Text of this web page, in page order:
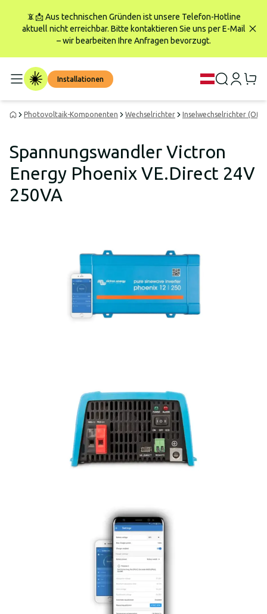
📵📩 Aus technischen Gründen ist unsere Telefon-Hotline
aktuell nicht erreichbar. Bitte kontaktieren Sie uns per E-Mail
– wir bearbeiten Ihre Anfragen bevorzugt.
Installationen
Photovoltaik-Komponenten Wechselrichter Inselwechselrichter (Off-
Spannungswandler Victron
Energy Phoenix VE.Direct 24V
250VA